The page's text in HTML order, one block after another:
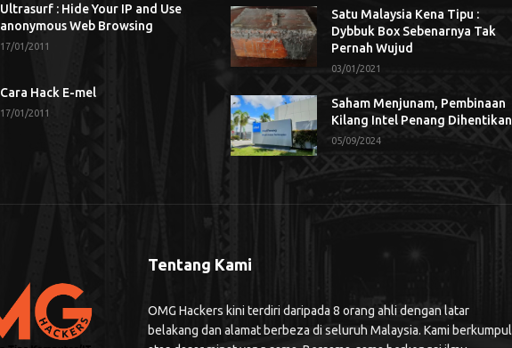
Ultrasurf : Hide Your IP and Use
anonymous Web Browsing
17/01/2011
Cara Hack E-mel
17/01/2011
Satu Malaysia Kena Tipu :
Dybbuk Box Sebenarnya Tak
Pernah Wujud
03/01/2021
Saham Menjunam, Pembinaan
Kilang Intel Penang Dihentikan
05/09/2024
Tentang Kami
OMG Hackers kini terdiri daripada 8 orang ahli dengan latar
belakang dan alamat berbeza di seluruh Malaysia. Kami berkumpul